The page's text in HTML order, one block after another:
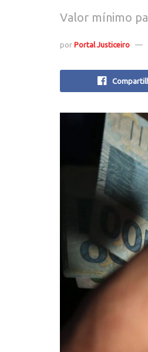
Valor mínimo
por Portal Justiceiro